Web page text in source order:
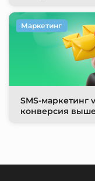
SMS-маркетинг
конверсия
Маркетинг